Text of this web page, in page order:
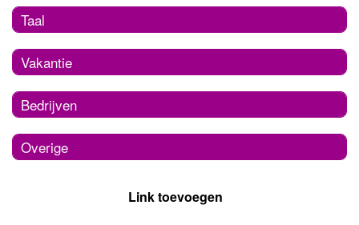
Taal
Vakantie
Bedrijven
Overige
Link toevoegen